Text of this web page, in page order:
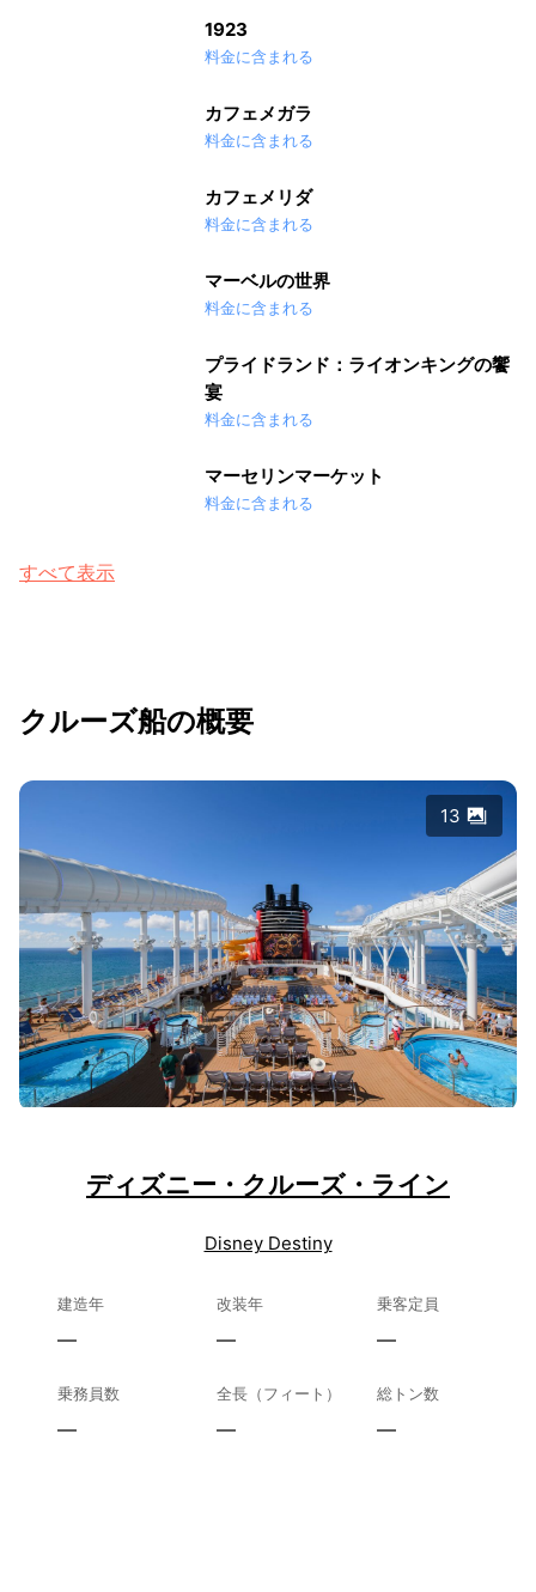
1923
料金に含まれる
カフェメガラ
料金に含まれる
カフェメリダ
料金に含まれる
マーベルの世界
料金に含まれる
プライドランド：ライオンキングの饗
宴
料金に含まれる
マーセリンマーケット
料金に含まれる
すべて表示
クルーズ船の概要
13
ディズニー・クルーズ・ライン
Disney Destiny
建造年
—
改装年
—
乗客定員
—
乗務員数
—
全長（フィート）
—
総トン数
—